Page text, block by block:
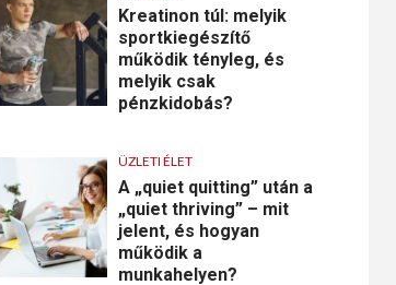
Kreatinon túl: melyik
sportkiegészítő
működik tényleg, és
melyik csak
pénzkidobás?
ÜZLETI ÉLET
A „quiet quitting” után a
„quiet thriving” – mit
jelent, és hogyan
működik a
munkahelyen?